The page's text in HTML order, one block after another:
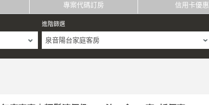
專案代碼訂房 信用卡優惠
進階篩選
泉音陽台家庭客房